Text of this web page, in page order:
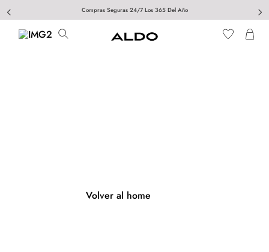
Compras Seguras 24/7 Los 365 Del Año
Volver al home